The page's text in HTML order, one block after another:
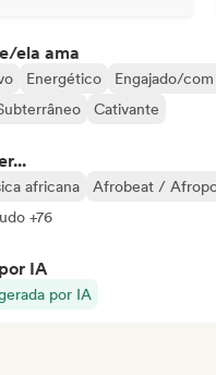
ela ama
Energético Engajado/
Cativante
africana Afrobeat /
+76
IA
por IA